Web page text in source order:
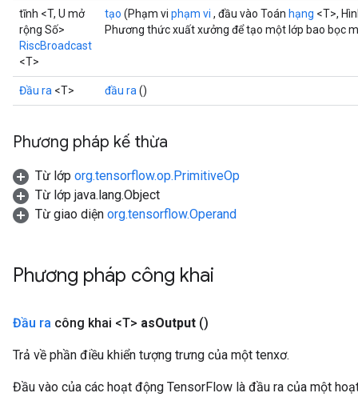
tĩnh <T, U mở
rộng Số>
RiscBroadcast
<T>
tạo (Phạm vi phạm vi , đầu vào Toán hạng <T>,
Phương thức xuất xưởng để tạo một lớp bao bọc
Đầu ra <T> đầu ra ()
Phương pháp kế thừa
Từ lớp org.tensorflow.op.PrimitiveOp
Từ lớp java.lang.Object
Từ giao diện org.tensorflow.Operand
Phương pháp công khai
Đầu ra công khai <T> asOutput ()
Trả về phần điều khiển tượng trưng của một tenxơ.
Đầu vào của các hoạt động TensorFlow là đầu ra của một